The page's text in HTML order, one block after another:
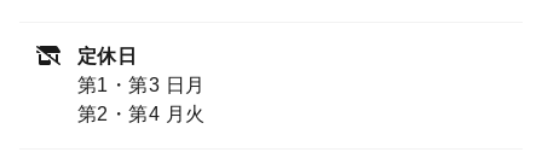
定休日
第1・第3 日月
第2・第4 月火